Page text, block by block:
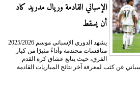
الإسباني القادمة وريال مدريد كاد
أن يسقط
يشهد الدوري الإسباني موسم 2025/2026
منافسات محتدمة وأداءً مثيرًا من كبار
الفرق، حيث يتابع عشاق كرة القدم
عن كثب لمعرفة آخر نتائج المباريات القادمة